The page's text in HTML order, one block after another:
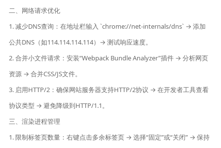
二、网络请求优化
1. 减少DNS查询：在地址栏输入 `chrome://net-internals/dns` → 添加
公共DNS（如114.114.114.114）→ 测试响应速度。
2. 合并小文件请求：安装“Webpack Bundle Analyzer”插件 → 分析网页
资源 → 合并CSS/JS文件。
3. 启用HTTP/2：确保网站服务器支持HTTP/2协议 → 在开发者工具查看
协议类型 → 避免降级到HTTP/1.1。
三、渲染进程管理
1. 限制标签页数量：右键点击多余标签页 → 选择“固定”或“关闭” → 保持